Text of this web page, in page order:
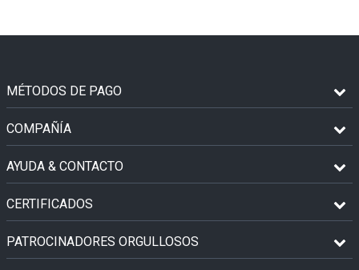
MÉTODOS DE PAGO
COMPAÑÍA
AYUDA & CONTACTO
CERTIFICADOS
PATROCINADORES ORGULLOSOS